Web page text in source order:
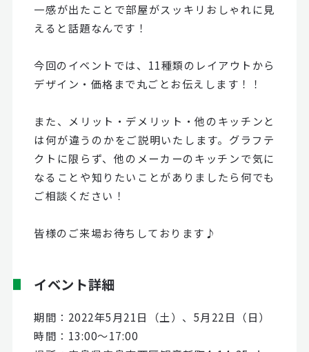
一感が出たことで部屋がスッキリおしゃれに見
えると話題なんです！
今回のイベントでは、11種類のレイアウトから
デザイン・価格まで丸ごとお伝えします！！
また、メリット・デメリット・他のキッチンと
は何が違うのかをご説明いたします。グラフテ
クトに限らず、他のメーカーのキッチンで気に
なることや知りたいことがありましたら何でも
ご相談ください！
皆様のご来場お待ちしております♪
イベント詳細
期間：2022年5月21日（土）、5月22日（日）
時間：13:00～17:00